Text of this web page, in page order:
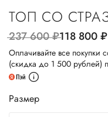
ТОП СО
237 600руб.118 800руб.
Оплачивайте все покупки
(скидка до 1 500 рублей)
Размер